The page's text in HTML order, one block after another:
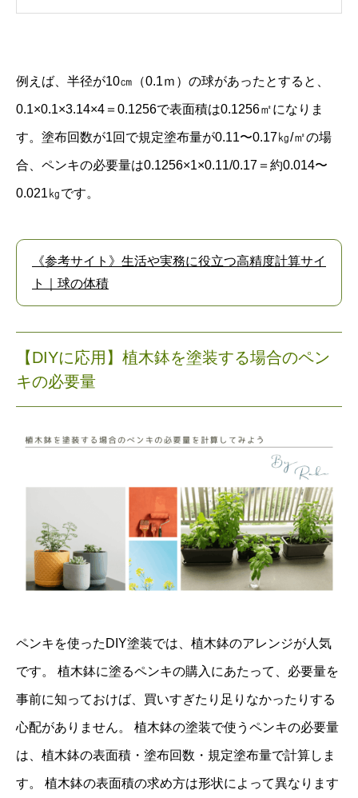
例えば、半径が10㎝（0.1ｍ）の球があったとすると、
0.1×0.1×3.14×4＝0.1256で表面積は0.1256㎡になりま
す。塗布回数が1回で規定塗布量が0.11〜0.17㎏/㎡の場
合、ペンキの必要量は0.1256×1×0.11/0.17＝約0.014〜
0.021㎏です。
《参考サイト》生活や実務に役立つ高精度計算サイ
ト｜球の体積
【DIYに応用】植木鉢を塗装する場合のペン
キの必要量
ペンキを使ったDIY塗装では、植木鉢のアレンジが人気
です。 植木鉢に塗るペンキの購入にあたって、必要量を
事前に知っておけば、買いすぎたり足りなかったりする
心配がありません。 植木鉢の塗装で使うペンキの必要量
は、植木鉢の表面積・塗布回数・規定塗布量で計算しま
す。 植木鉢の表面積の求め方は形状によって異なります